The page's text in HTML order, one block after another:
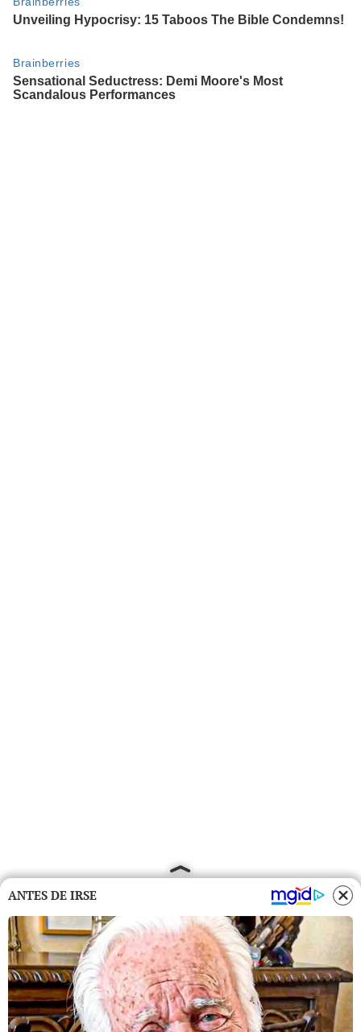
ANTES DE IRSE